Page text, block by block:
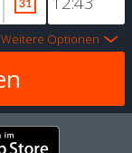
Weitere Optionen